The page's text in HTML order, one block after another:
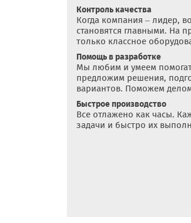
Контроль качества
Когда компания – лидер,
становятся главными. На
только классное
Помощь в разработке
Мы любим и умеем
предложим решения,
вариантов. Поможем
Быстрое производство
Все отлажено как часы.
задачи и быстро их